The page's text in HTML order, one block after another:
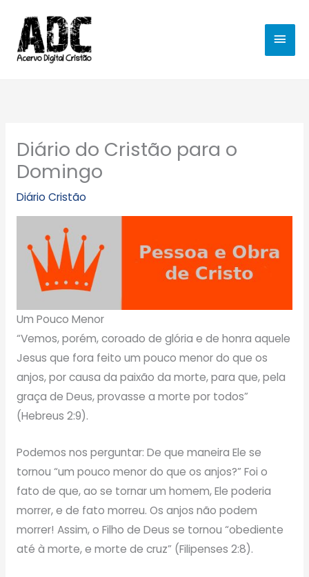
para
conteúdo
Diário do Cristão para o
Domingo
Diário Cristão
Um Pouco Menor
“Vemos, porém, coroado de glória e de honra aquele
Jesus que fora feito um pouco menor do que os
anjos, por causa da paixão da morte, para que, pela
graça de Deus, provasse a morte por todos”
(Hebreus 2:9).
Podemos nos perguntar: De que maneira Ele se
tornou “um pouco menor do que os anjos?” Foi o
fato de que, ao se tornar um homem, Ele poderia
morrer, e de fato morreu. Os anjos não podem
morrer! Assim, o Filho de Deus se tornou “obediente
até à morte, e morte de cruz” (Filipenses 2:8).